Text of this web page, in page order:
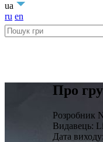
ua
ru en
Про
Розробник
Видавець:
Дата виходу: